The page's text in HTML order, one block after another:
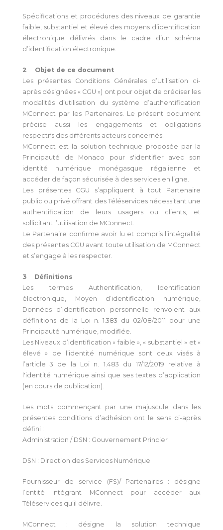
Spécifications et procédures des niveaux de garantie
faible, substantiel et élevé des moyens d’identification
électronique délivrés dans le cadre d’un schéma
d’identification électronique.
2 Objet de ce document
Les présentes Conditions Générales d’Utilisation ci-
après désignées « CGU ») ont pour objet de préciser les
modalités d’utilisation du système d’authentification
MConnect par les Partenaires. Le présent document
précise aussi les engagements et obligations
respectifs des différents acteurs concernés.
MConnect est la solution technique proposée par la
Principauté de Monaco pour s'identifier avec son
identité numérique monégasque régalienne et
accéder de façon sécurisée à des services en ligne.
Les présentes CGU s’appliquent à tout Partenaire
public ou privé offrant des Téléservices nécessitant une
authentification de leurs usagers ou clients, et
sollicitant l’utilisation de MConnect.
Le Partenaire confirme avoir lu et compris l’intégralité
des présentes CGU avant toute utilisation de MConnect
et s’engage à les respecter.
3 Définitions
Les termes Authentification, Identification
électronique, Moyen d’identification numérique,
Données d’identification personnelle renvoient aux
définitions de la Loi n. 1.383 du 02/08/2011 pour une
Principauté numérique, modifiée.
Les Niveaux d’identification « faible », « substantiel » et «
élevé » de l’identité numérique sont ceux visés à
l’article 3 de la Loi n. 1.483 du 17/12/2019 relative à
l'identité numérique ainsi que ses textes d’application
(en cours de publication).
Les mots commençant par une majuscule dans les
présentes conditions d’adhésion ont le sens ci-après
défini :
Administration / DSN : Gouvernement Princier
DSN : Direction des Services Numérique
Fournisseur de service (FS)/ Partenaires : désigne
l’entité intégrant MConnect pour accéder aux
Téléservices qu’il délivre.
MConnect : désigne la solution technique